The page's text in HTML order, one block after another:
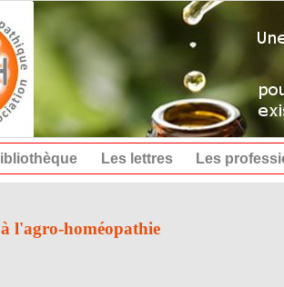
Les lettres Les
l'agro-homéopathie